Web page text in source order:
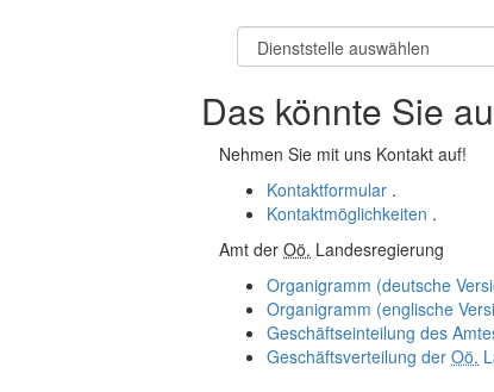
Das könnte Sie
Nehmen Sie mit uns Kontakt auf!
Kontaktformular .
Kontaktmöglichkeiten .
Amt der Oö. Landesregierung
Organigramm (deutsche
Organigramm (englische
Geschäftseinteilung des
Geschäftsverteilung der Oö.